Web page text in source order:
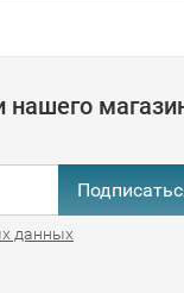
нашего
данных